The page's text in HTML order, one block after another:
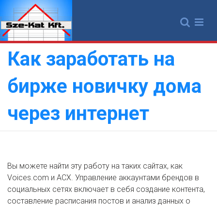
to
content
Как заработать на
бирже новичку дома
через интернет
Вы можете найти эту работу на таких сайтах, как
Voices.com и ACX. Управление аккаунтами брендов в
социальных сетях включает в себя создание контента,
составление расписания постов и анализ данных о